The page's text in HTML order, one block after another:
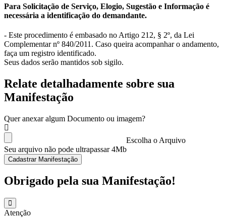
Para Solicitação de Serviço, Elogio, Sugestão e Informação é
necessária a identificação do demandante.
- Este procedimento é embasado no Artigo 212, § 2º, da Lei
Complementar nº 840/2011. Caso queira acompanhar o andamento,
faça um registro identificado.
Seus dados serão mantidos sob sigilo.
Relate detalhadamente sobre sua
Manifestação
Quer anexar algum Documento ou imagem?
Escolha o Arquivo
Seu arquivo não pode ultrapassar 4Mb
Cadastrar Manifestação
Obrigado pela sua Manifestação!
Atenção